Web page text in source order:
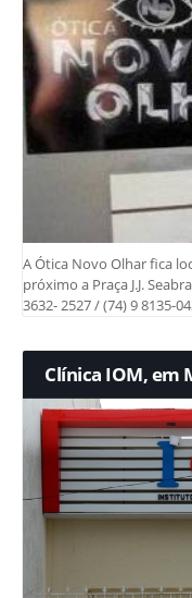
A Ótica Novo Olhar fica
próximo a Praça J.J.
3632- 2527 / (74) 9 8135-
Clínica IOM, em